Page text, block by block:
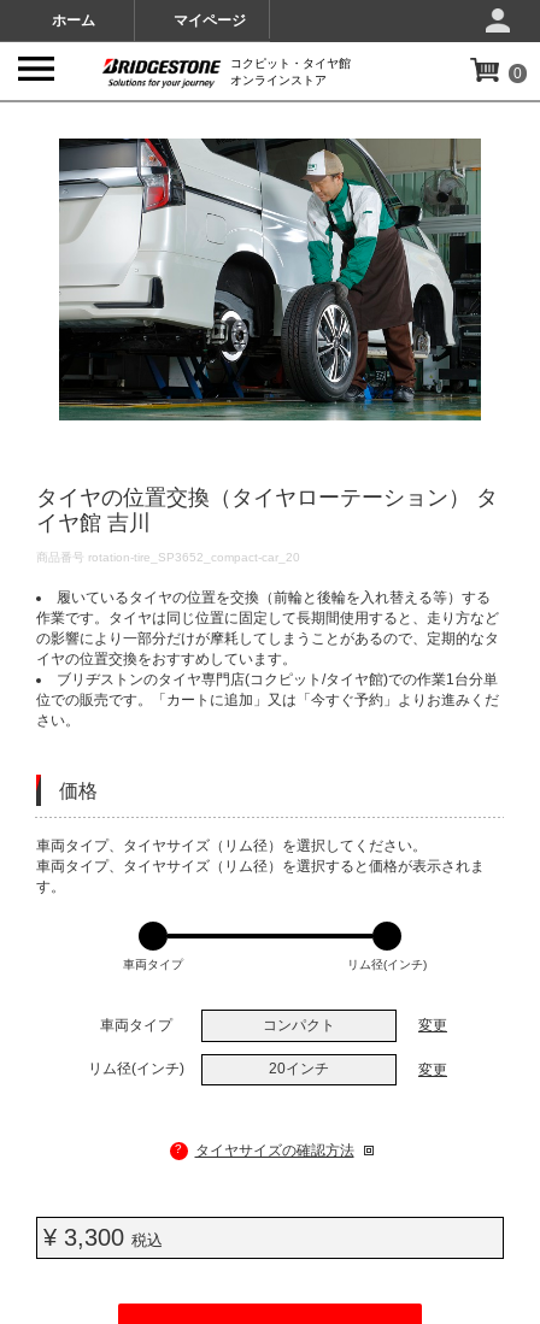
ホーム マイページ
コクピット・タイヤ館
オンラインストア
0
タイヤの位置交換（タイヤローテーション） タ
イヤ館 吉川
DETAILS
商品番号 rotation-tire_SP3652_compact-car_20
履いているタイヤの位置を交換（前輪と後輪を入れ替える等）する
作業です。タイヤは同じ位置に固定して長期間使用すると、走り方など
の影響により一部分だけが摩耗してしまうことがあるので、定期的なタ
イヤの位置交換をおすすめしています。
ブリヂストンのタイヤ専門店(コクピット/タイヤ館)での作業1台分単
位での販売です。「カートに追加」又は「今すぐ予約」よりお進みくだ
さい。
価格
VARIATIONS
車両タイプ、タイヤサイズ（リム径）を選択してください。
車両タイプ、タイヤサイズ（リム径）を選択すると価格が表示されま
す。
車両タイプ リム径(インチ)
車両タイプ コンパクト 変更
リム径(インチ) 20インチ 変更
? タイヤサイズの確認方法
¥ 3,300 税込